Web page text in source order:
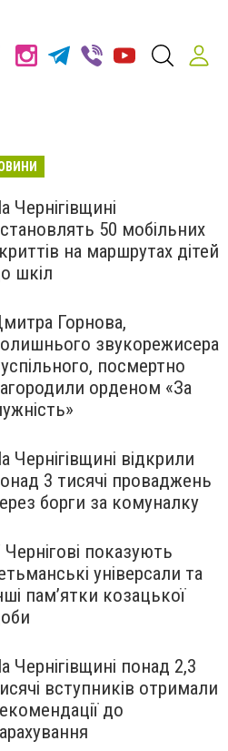
Чернігівщині
50 мобільних
на маршрутах дітей
шкіл
Горнова,
звукорежисера
посмертно
орденом «За
Чернігівщині відкрили
3 тисячі проваджень
борги за комуналку
Чернігові показують
універсали та
пам’ятки козацької
Чернігівщині понад 2,3
вступників отримали
до